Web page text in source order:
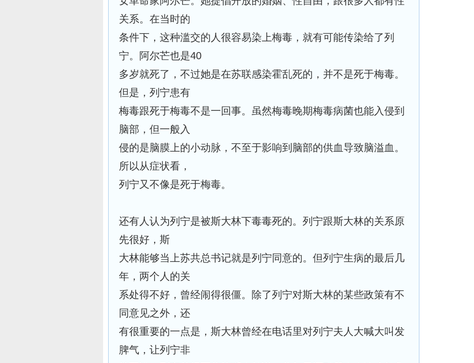
关系。在当时的
条件下，这种滥交的人很容易染上梅毒，就有可能传染给了列
宁。阿尔芒也是40
多岁就死了，不过她是在苏联感染霍乱死的，并不是死于梅毒。
但是，列宁患有
梅毒跟死于梅毒不是一回事。虽然梅毒晚期梅毒病菌也能入侵到
脑部，但一般入
侵的是脑膜上的小动脉，不至于影响到脑部的供血导致脑溢血。
所以从症状看，
列宁又不像是死于梅毒。
还有人认为列宁是被斯大林下毒毒死的。列宁跟斯大林的关系原
先很好，斯
大林能够当上苏共总书记就是列宁同意的。但列宁生病的最后几
年，两个人的关
系处得不好，曾经闹得很僵。除了列宁对斯大林的某些政策有不
同意见之外，还
有很重要的一点是，斯大林曾经在电话里对列宁夫人大喊大叫发
脾气，让列宁非